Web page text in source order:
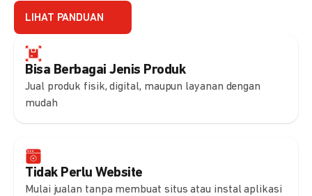
Bisa Berbagai Jenis Produk
Jual produk fisik, digital, maupun layanan dengan
mudah
Tidak Perlu Website
Mulai jualan tanpa membuat situs atau instal aplikasi
LIHAT PANDUAN